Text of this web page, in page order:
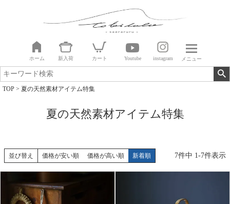
ホーム 新入荷 カート Youtube instagram メニュー
TOP 夏の天然素材アイテム特集
夏の天然素材アイテム特集
並び替え 価格が安い順 価格が高い順 新着順 7件中 1-7件表示